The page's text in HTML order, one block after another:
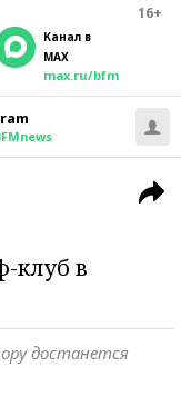
16+
Канал в
MAX
max.ru/bfm
клуб в
достанется